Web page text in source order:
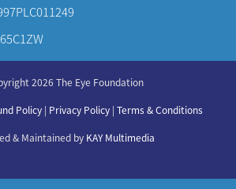
2026 The Eye Foundation
Policy | Privacy Policy | Terms & Conditions
& Maintained by KAY Multimedia